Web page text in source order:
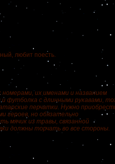
любит поесть.
их именами и названием
футболка с длинными рукавами,
перчатки. Нужно
героев, но обязательно
мячик из травы, связанной
должны торчать во все стороны.